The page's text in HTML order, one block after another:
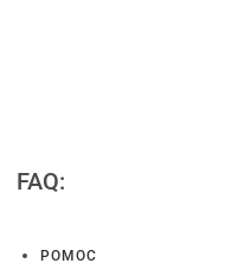
FAQ:
POMOC